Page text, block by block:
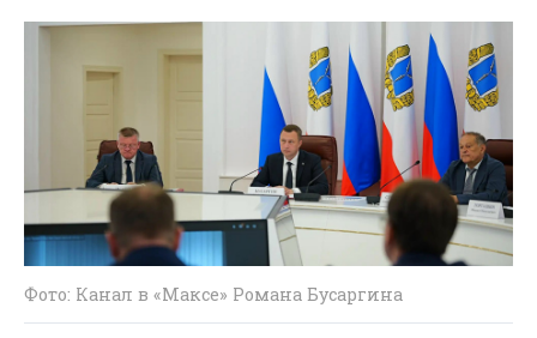
Фото: Канал в «Максе» Романа Бусаргина